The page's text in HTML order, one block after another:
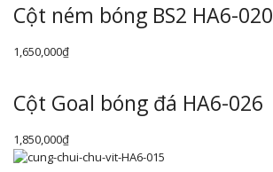
Cột ném bóng BS2 HA6-020
1,650,000₫
Cột Goal bóng đá HA6-026
1,850,000₫